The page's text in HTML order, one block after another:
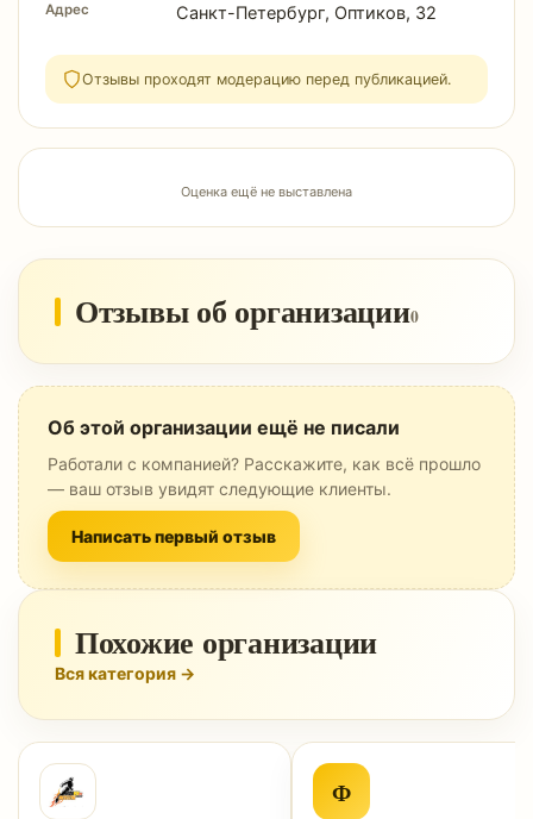
Адрес Санкт-Петербург, Оптиков, 32
Отзывы проходят модерацию перед публикацией.
Оценка ещё не выставлена
Отзывы об организации0
Об этой организации ещё не писали
Работали с компанией? Расскажите, как всё прошло
— ваш отзыв увидят следующие клиенты.
Написать первый отзыв
Похожие организации
Вся категория →
Ф